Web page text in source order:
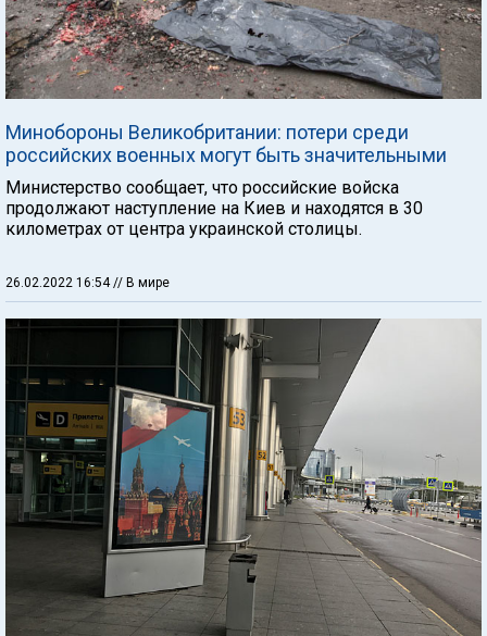
Минобороны Великобритании: потери среди
российских военных могут быть значительными
Министерство сообщает, что российские войска
продолжают наступление на Киев и находятся в 30
километрах от центра украинской столицы.
26.02.2022 16:54// В мире